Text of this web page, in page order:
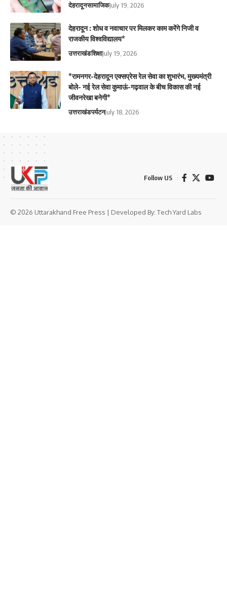
देहरादूनसामाजिकJuly 19, 2026
देहरादून : शोध व नवाचार पर मिलकर काम करेंगे निजी व
राजकीय विश्वविद्यालय*
उत्तराखंडशिक्षाJuly 19, 2026
*रामनगर-देहरादून एक्सप्रेस रेल सेवा का शुभारंभ, मुख्यमंत्री
बोले- नई रेल सेवा कुमाऊं-गढ़वाल के बीच विकास की नई
जीवनरेखा बनेगी*
उत्तराखंडपर्यटनJuly 18, 2026
Follow US
© 2026 Uttarakhand Free Press | Developed By: Tech Yard Labs